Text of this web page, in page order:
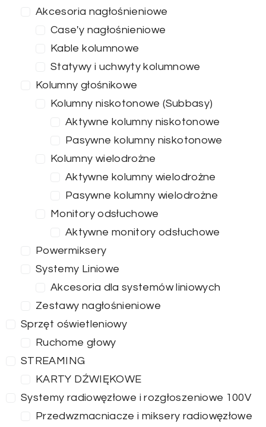
Akcesoria nagłośnieniowe
Case'y nagłośnieniowe
Kable kolumnowe
Statywy i uchwyty kolumnowe
Kolumny głośnikowe
Kolumny niskotonowe (Subbasy)
Aktywne kolumny niskotonowe
Pasywne kolumny niskotonowe
Kolumny wielodrożne
Aktywne kolumny wielodrożne
Pasywne kolumny wielodrożne
Monitory odsłuchowe
Aktywne monitory odsłuchowe
Powermiksery
Systemy Liniowe
Akcesoria dla systemów liniowych
Zestawy nagłośnieniowe
Sprzęt oświetleniowy
Ruchome głowy
STREAMING
KARTY DŹWIĘKOWE
Systemy radiowęzłowe i rozgłoszeniowe 100V
Przedwzmacniacze i miksery radiowęzłowe